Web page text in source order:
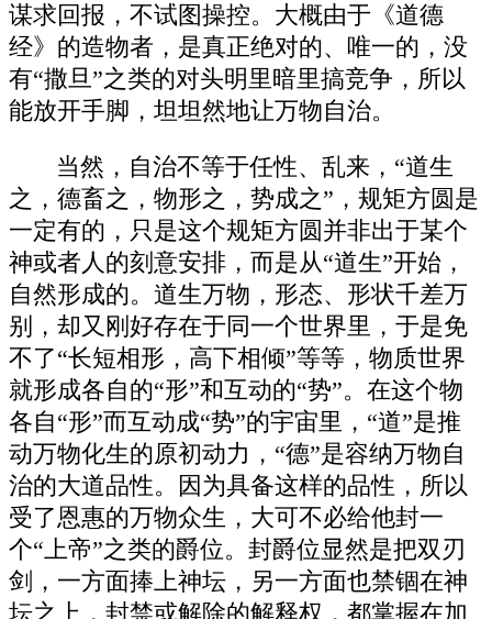
谋求回报，不试图操控。大概由于《道德
经》的造物者，是真正绝对的、唯一的，没
有“撒旦”之类的对头明里暗里搞竞争，所以
能放开手脚，坦坦然地让万物自治。
当然，自治不等于任性、乱来，“道生
之，德畜之，物形之，势成之”，规矩方圆是
一定有的，只是这个规矩方圆并非出于某个
神或者人的刻意安排，而是从“道生”开始，
自然形成的。道生万物，形态、形状千差万
别，却又刚好存在于同一个世界里，于是免
不了“长短相形，高下相倾”等等，物质世界
就形成各自的“形”和互动的“势”。在这个物
各自“形”而互动成“势”的宇宙里，“道”是推
动万物化生的原初动力，“德”是容纳万物自
治的大道品性。因为具备这样的品性，所以
受了恩惠的万物众生，大可不必给他封一
个“上帝”之类的爵位。封爵位显然是把双刃
剑，一方面捧上神坛，另一方面也禁锢在神
坛之上，封禁或解除的解释权，都掌握在加